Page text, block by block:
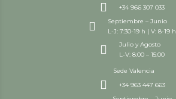
 +34 966 307 033

Septiembre – Junio
L-J: 7:30-19 h | V: 8-19 h

Julio y Agosto
L-V: 8:00 – 15:00
Sede Valencia
 +34 963 447 663